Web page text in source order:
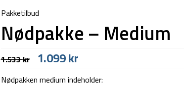
Pakketilbud
Nødpakke – Medium
1.533kr Den
oprindelige
pris
1.099krDen
pris
Nødpakken medium indeholder: